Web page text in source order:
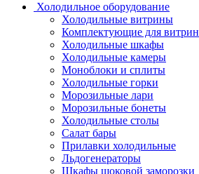
Холодильное оборудование
Холодильные витрины
Комплектующие для витрин
Холодильные шкафы
Холодильные камеры
Моноблоки и сплиты
Холодильные горки
Морозильные лари
Морозильные бонеты
Холодильные столы
Салат бары
Прилавки холодильные
Льдогенераторы
Шкафы шоковой заморозки